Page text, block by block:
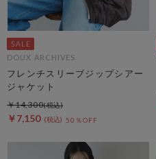
DOUX ARCHIVES
フレンチスリーブジップシアー
ジャケット
￥7,150 50％OFF
￥14,300